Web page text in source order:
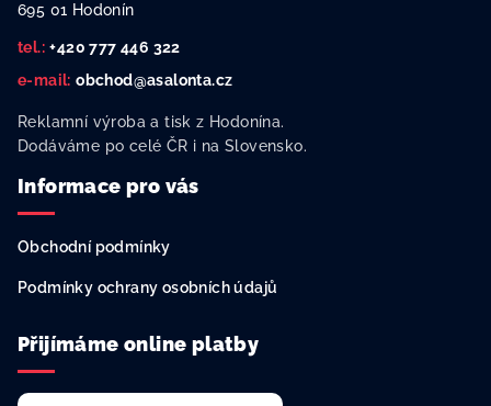
695 01 Hodonín
tel.: +420 777 446 322
e-mail: obchod@asalonta.cz
Reklamní výroba a tisk z Hodonína.
Dodáváme po celé ČR i na Slovensko.
Informace pro vás
Obchodní podmínky
Podmínky ochrany osobních údajů
Přijímáme online platby